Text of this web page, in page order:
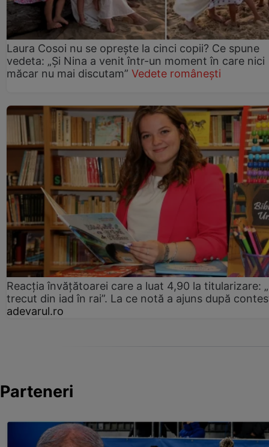
Laura Cosoi nu se oprește la cinci copii? Ce spune
vedeta: „Și Nina a venit într-un moment în care nici
măcar nu mai discutam” Vedete românești
Reacția învățătoarei care a luat 4,90 la titularizare:
trecut din iad în rai”. La ce notă a ajuns după
adevarul.ro
Parteneri